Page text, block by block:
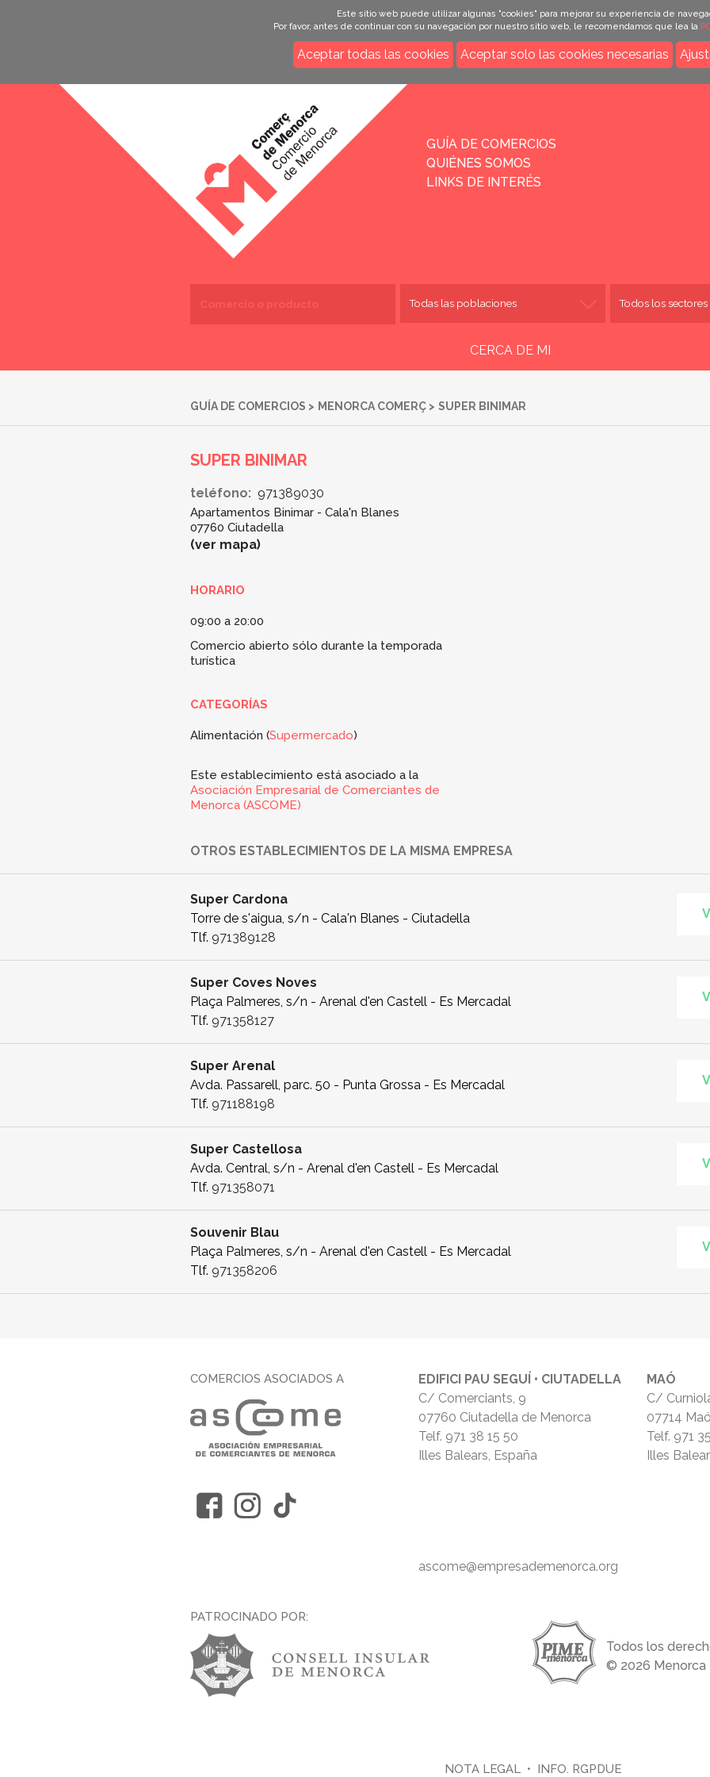
Este sitio web puede utilizar algunas "cookies" para mejorar su experiencia de
Por favor, antes de continuar con su navegación por nuestro sitio web, le recomendamos que lea la
Aceptar todas las cookies Aceptar solo las cookies necesarias
GUÍA DE COMERCIOS
QUIÉNES SOMOS
LINKS DE INTERÉS
CERCA DE MI
GUÍA DE COMERCIOS > MENORCA COMERÇ > SUPER BINIMAR
SUPER BINIMAR
teléfono: 971389030
Apartamentos Binimar - Cala'n Blanes
07760 Ciutadella
ver mapa
HORARIO
09:00 a 20:00
Comercio abierto sólo durante la temporada
turística
CATEGORÍAS
Alimentación (Supermercado)
Este establecimiento está asociado a la
Asociación Empresarial de Comerciantes de
Menorca (ASCOME)
OTROS ESTABLECIMIENTOS DE LA MISMA EMPRESA
Super Cardona
Torre de s'aigua, s/n - Cala'n Blanes - Ciutadella
Tlf. 971389128
Super Coves Noves
Plaça Palmeres, s/n - Arenal d'en Castell - Es Mercadal
Tlf. 971358127
Super Arenal
Avda. Passarell, parc. 50 - Punta Grossa - Es Mercadal
Tlf. 971188198
Super Castellosa
Avda. Central, s/n - Arenal d'en Castell - Es Mercadal
Tlf. 971358071
Souvenir Blau
Plaça Palmeres, s/n - Arenal d'en Castell - Es Mercadal
Tlf. 971358206
COMERCIOS ASOCIADOS A
EDIFICI PAU SEGUÍ • CIUTADELLA
C/ Comerciants, 9
07760 Ciutadella de Menorca
Telf. 971 38 15 50
Illes Balears, España
MAÓ
C/
07714 Maó
Telf. 971
Illes
ascome@empresademenorca.org
PATROCINADO POR:
Todos los
© 2026 Menorca
NOTA LEGAL• INFO. RGPDUE